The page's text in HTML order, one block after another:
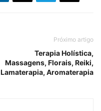
Próximo artigo
Terapia Holística,
Massagens, Florais, Reiki,
Lamaterapia, Aromaterapia